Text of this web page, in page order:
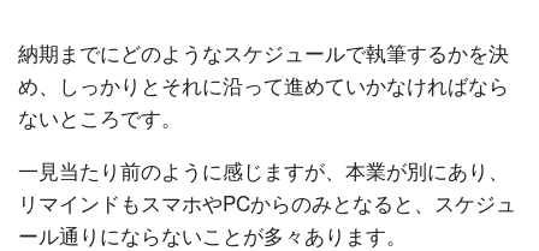
納期までにどのようなスケジュールで執筆するかを決
め、しっかりとそれに沿って進めていかなければなら
ないところです。
一見当たり前のように感じますが、本業が別にあり、
リマインドもスマホやPCからのみとなると、スケジュ
ール通りにならないことが多々あります。